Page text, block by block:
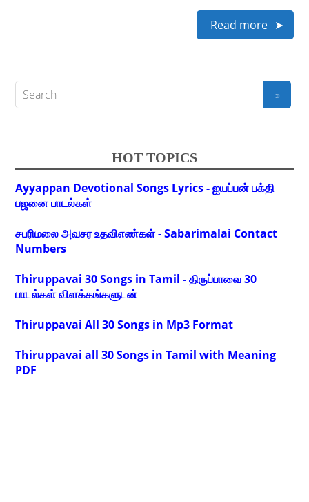
Read more
HOT TOPICS
Ayyappan Devotional Songs Lyrics - ஐயப்பன் பக்தி
பஜனை பாடல்கள்
சபரிமலை அவசர உதவிஎண்கள் - Sabarimalai Contact
Numbers
Thiruppavai 30 Songs in Tamil - திருப்பாவை 30
பாடல்கள் விளக்கங்களுடன்
Thiruppavai All 30 Songs in Mp3 Format
Thiruppavai all 30 Songs in Tamil with Meaning
PDF